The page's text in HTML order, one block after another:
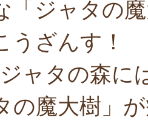
「ジャタの
うざんす！
ジャタの森に
の魔大樹」